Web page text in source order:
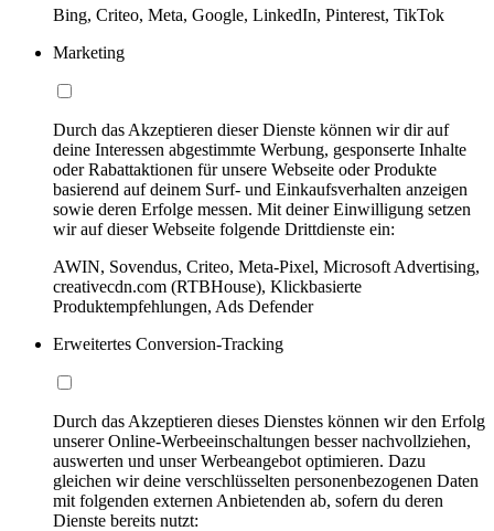
Bing, Criteo, Meta, Google, LinkedIn, Pinterest, TikTok
Marketing
Durch das Akzeptieren dieser Dienste können wir dir auf
deine Interessen abgestimmte Werbung, gesponserte Inhalte
oder Rabattaktionen für unsere Webseite oder Produkte
basierend auf deinem Surf- und Einkaufsverhalten anzeigen
sowie deren Erfolge messen. Mit deiner Einwilligung setzen
wir auf dieser Webseite folgende Drittdienste ein:
AWIN, Sovendus, Criteo, Meta-Pixel, Microsoft Advertising,
creativecdn.com (RTBHouse), Klickbasierte
Produktempfehlungen, Ads Defender
Erweitertes Conversion-Tracking
Durch das Akzeptieren dieses Dienstes können wir den Erfolg
unserer Online-Werbeeinschaltungen besser nachvollziehen,
auswerten und unser Werbeangebot optimieren. Dazu
gleichen wir deine verschlüsselten personenbezogenen Daten
mit folgenden externen Anbietenden ab, sofern du deren
Dienste bereits nutzt: